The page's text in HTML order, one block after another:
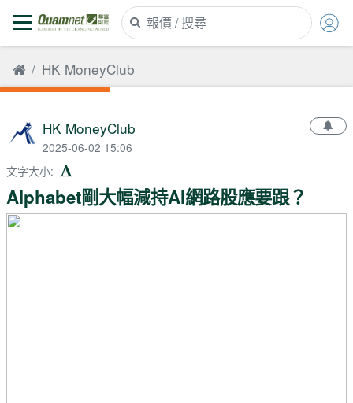
HK MoneyClub
HK MoneyClub
2025-06-02 15:06
文字大小:
Alphabet剛大幅減持AI網路股應要跟？